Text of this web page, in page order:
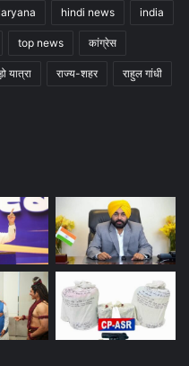
hindi news india
top news कांग्रेस
यात्रा राज्य-शहर राहुल गांधी